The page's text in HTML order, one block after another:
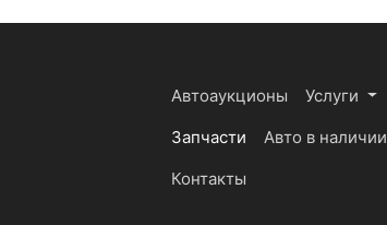
Автоаукционы
Услуги
Запчасти
Авто в наличии
Контакты